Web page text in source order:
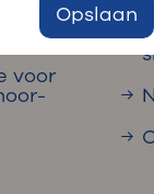
voor
Opslaan